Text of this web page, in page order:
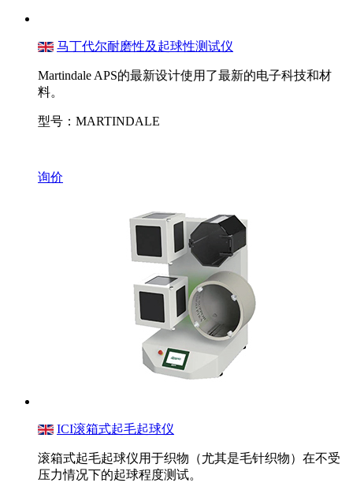
马丁代尔耐磨性及起球性测试仪
Martindale APS的最新设计使用了最新的电子科技和材
料。
型号：MARTINDALE
询价
ICI滚箱式起毛起球仪
滚箱式起毛起球仪用于织物（尤其是毛针织物）在不受
压力情况下的起球程度测试。